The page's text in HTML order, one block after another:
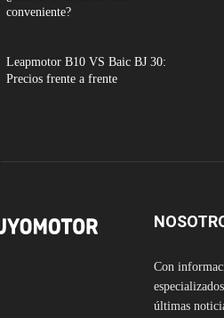
conveniente?
Leapmotor B10 VS Baic BJ 30:
Precios frente a frente
Con
últimas